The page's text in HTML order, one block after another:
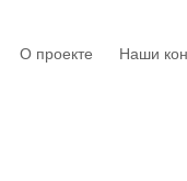
О проекте Наши